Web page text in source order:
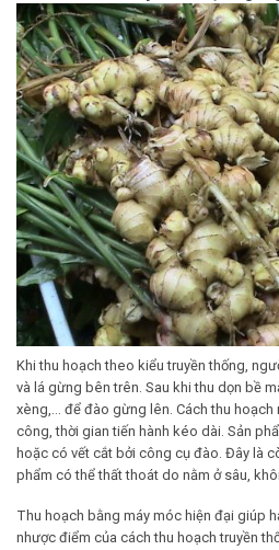
Khi thu hoạch theo kiểu truyền thống,
và lá gừng bên trên. Sau khi thu dọn bề
xèng,… để đào gừng lên. Cách thu hoạch
công, thời gian tiến hành kéo dài. Sản
hoặc có vết cắt bởi công cụ đào. Đây là
phẩm có thể thất thoát do nằm ở sâu,
Thu hoạch bằng máy móc hiện đại giúp
nhược điểm của cách thu hoạch truyền